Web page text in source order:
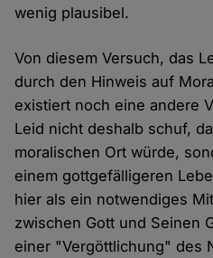
wenig plausibel.
Von diesem Versuch, das
durch den Hinweis auf
existiert noch eine andere
Leid nicht deshalb schuf,
moralischen Ort würde,
einem gottgefälligeren
hier als ein notwendiges
zwischen Gott und Seinen
einer "Vergöttlichung" des